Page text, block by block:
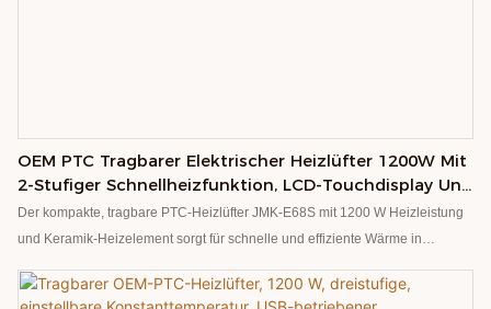
OEM PTC Tragbarer Elektrischer Heizlüfter 1200W Mit
2-Stufiger Schnellheizfunktion, LCD-Touchdisplay Und
Fernbedienung
Der kompakte, tragbare PTC-Heizlüfter JMK-E68S mit 1200 W Heizleistung
und Keramik-Heizelement sorgt für schnelle und effiziente Wärme in
Ausgestattet mit Überhitzungsschutz, flammhemmendem ABS-Material und